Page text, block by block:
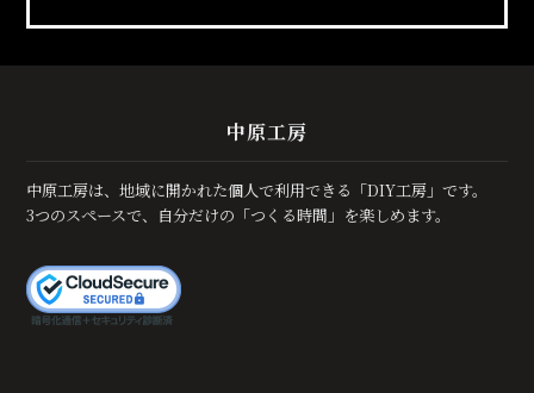
中原工房
中原工房は、地域に開かれた個人で利用できる「DIY工房」です。
3つのスペースで、自分だけの「つくる時間」を楽しめます。